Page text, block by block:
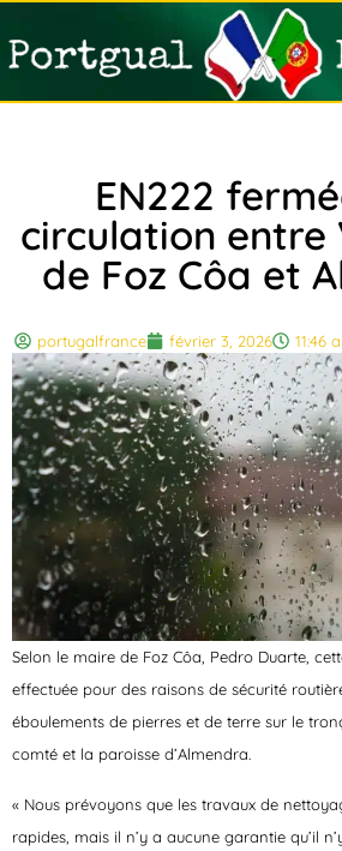
EN222
circulation entre
de Foz Côa et
portugalfrance février 3, 2026 11:46
Selon le maire de Foz Côa, Pedro Duarte,
effectuée pour des raisons de sécurité
éboulements de pierres et de terre sur le
comté et la paroisse d’Almendra.
« Nous prévoyons que les travaux de
rapides, mais il n’y a aucune garantie qu’il